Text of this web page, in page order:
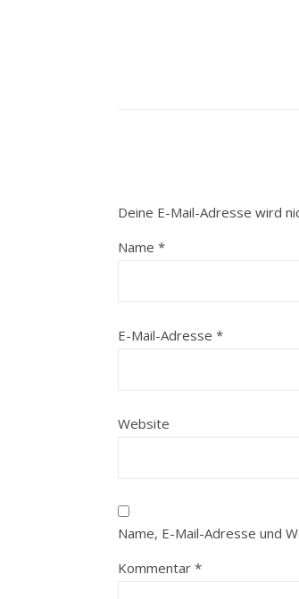
Deine E-Mail-Adresse wird
Name *
E-Mail-Adresse *
Website
Name, E-Mail-Adresse und
Kommentar *